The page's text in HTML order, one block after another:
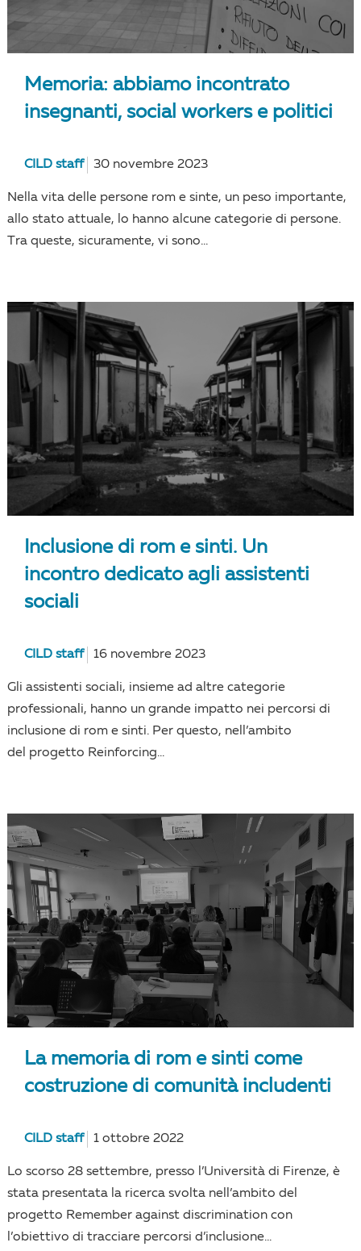
Memoria: abbiamo incontrato
insegnanti, social workers e politici
CILD staff 30 novembre 2023
Nella vita delle persone rom e sinte, un peso importante,
allo stato attuale, lo hanno alcune categorie di persone.
Tra queste, sicuramente, vi sono...
Inclusione di rom e sinti. Un
incontro dedicato agli assistenti
sociali
CILD staff 16 novembre 2023
Gli assistenti sociali, insieme ad altre categorie
professionali, hanno un grande impatto nei percorsi di
inclusione di rom e sinti. Per questo, nell’ambito
del progetto Reinforcing...
La memoria di rom e sinti come
costruzione di comunità includenti
CILD staff 1 ottobre 2022
Lo scorso 28 settembre, presso l’Università di Firenze, è
stata presentata la ricerca svolta nell’ambito del
progetto Remember against discrimination con
l’obiettivo di tracciare percorsi d’inclusione...